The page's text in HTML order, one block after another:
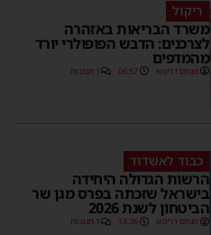
ריקול
משרד הבריאות באזהרה
לצרכנים: הדבש הפופולרי יורד
מהמדפים
מנחם דויטש 06:57 1 תגובות
כבוד לאשדוד
הרשות הגדולה היחידה
בישראל שזכתה בפרס מגן שר
הביטחון לשנת 2026
מנחם דויטש 18:36 1 תגובות